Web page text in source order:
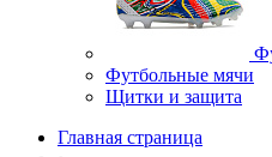
Футбольные мячи
Щитки и защита
Главная страница